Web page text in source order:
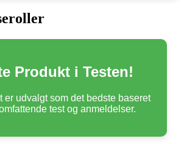
Produkt i Testen!
er udvalgt som det bedste baseret
test og anmeldelser.